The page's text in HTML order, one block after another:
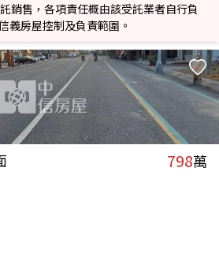
銷售，各項責任概由該受託業者自行負
義房屋控制及負責範圍。
798萬